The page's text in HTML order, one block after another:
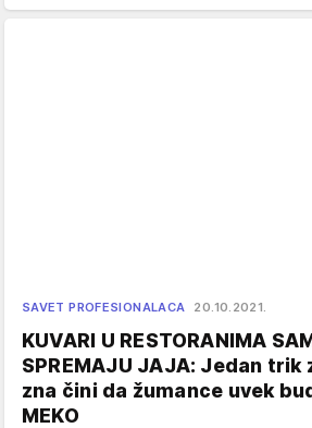
SAVET PROFESIONALACA 20.10.2021.
KUVARI U RESTORANIMA
SPREMAJU JAJA: Jedan trik
zna čini da žumance uvek
MEKO